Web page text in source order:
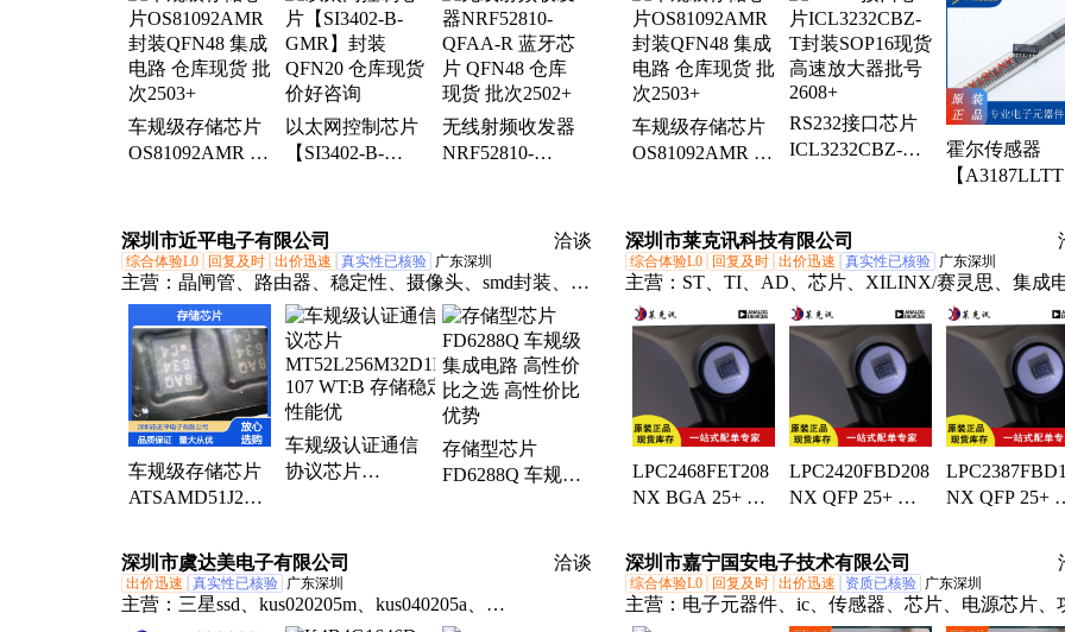
微处理器控制器、电池管理、开关电位器、数模转换
器、数字处理器
车规级存储芯片
OS81092AMR 封
2503+
以太网控制芯片
【SI3402-B-
价好咨询
无线射频收发器
NRF52810-
现货 批次2502+
场效应管、模数转换器、8位微控制器、红外遥控接
头、固态继电器、定向耦合器、运算放大器、加速度
感器、板对板连接器
车规级存储芯片
OS81092AMR 封
2503+
RS232接口芯片
ICL3232CBZ-T
2608+
霍尔传感器
【
现货 电子元
压力传感器
深圳市近平电子有限公司 洽谈
综合体验L0 回复及时 出价迅速 真实性已核验 广东深圳
主营： 晶闸管、路由器、稳定性、摄像头、smd封装、放
大器、检波器、传感器、编带包、解串器、多样电、控
制器、隔离耐、电路稳、保护器、连接器、串行器、转
换器、导热垫、稳压器、探测器、低功耗、集线器、收
发器、麦克风
车规级存储芯片
ATSAMD51J20A-
满足车载电子需
求
车规级认证通信
协议芯片
定性能优
存储型芯片
FD6288Q 车规级
深圳市莱克讯科技有限公司
综合体验L0 回复及时 出价迅速 真实性已核验 广东深圳
主营： ST、TI、AD、芯片、XILINX/赛灵思、集成
LPC2468FET208
NX BGA 25+ 车
装正品
LPC2420FBD208
NX QFP 25+ 车
装正品
NX QFP 25+
深圳市虞达美电子有限公司 洽谈
出价迅速 真实性已核验 广东深圳
主营： 三星ssd、kus020205m、kus040205a、
深圳市嘉宁国安电子技术有限公司
综合体验L0 回复及时 出价迅速 资质已核验 广东深圳
主营： 电子元器件、ic、传感器、芯片、电源芯片、